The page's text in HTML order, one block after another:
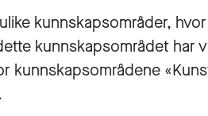
kunnskapsområder,
kunnskapsområdet har
kunnskapsområdene